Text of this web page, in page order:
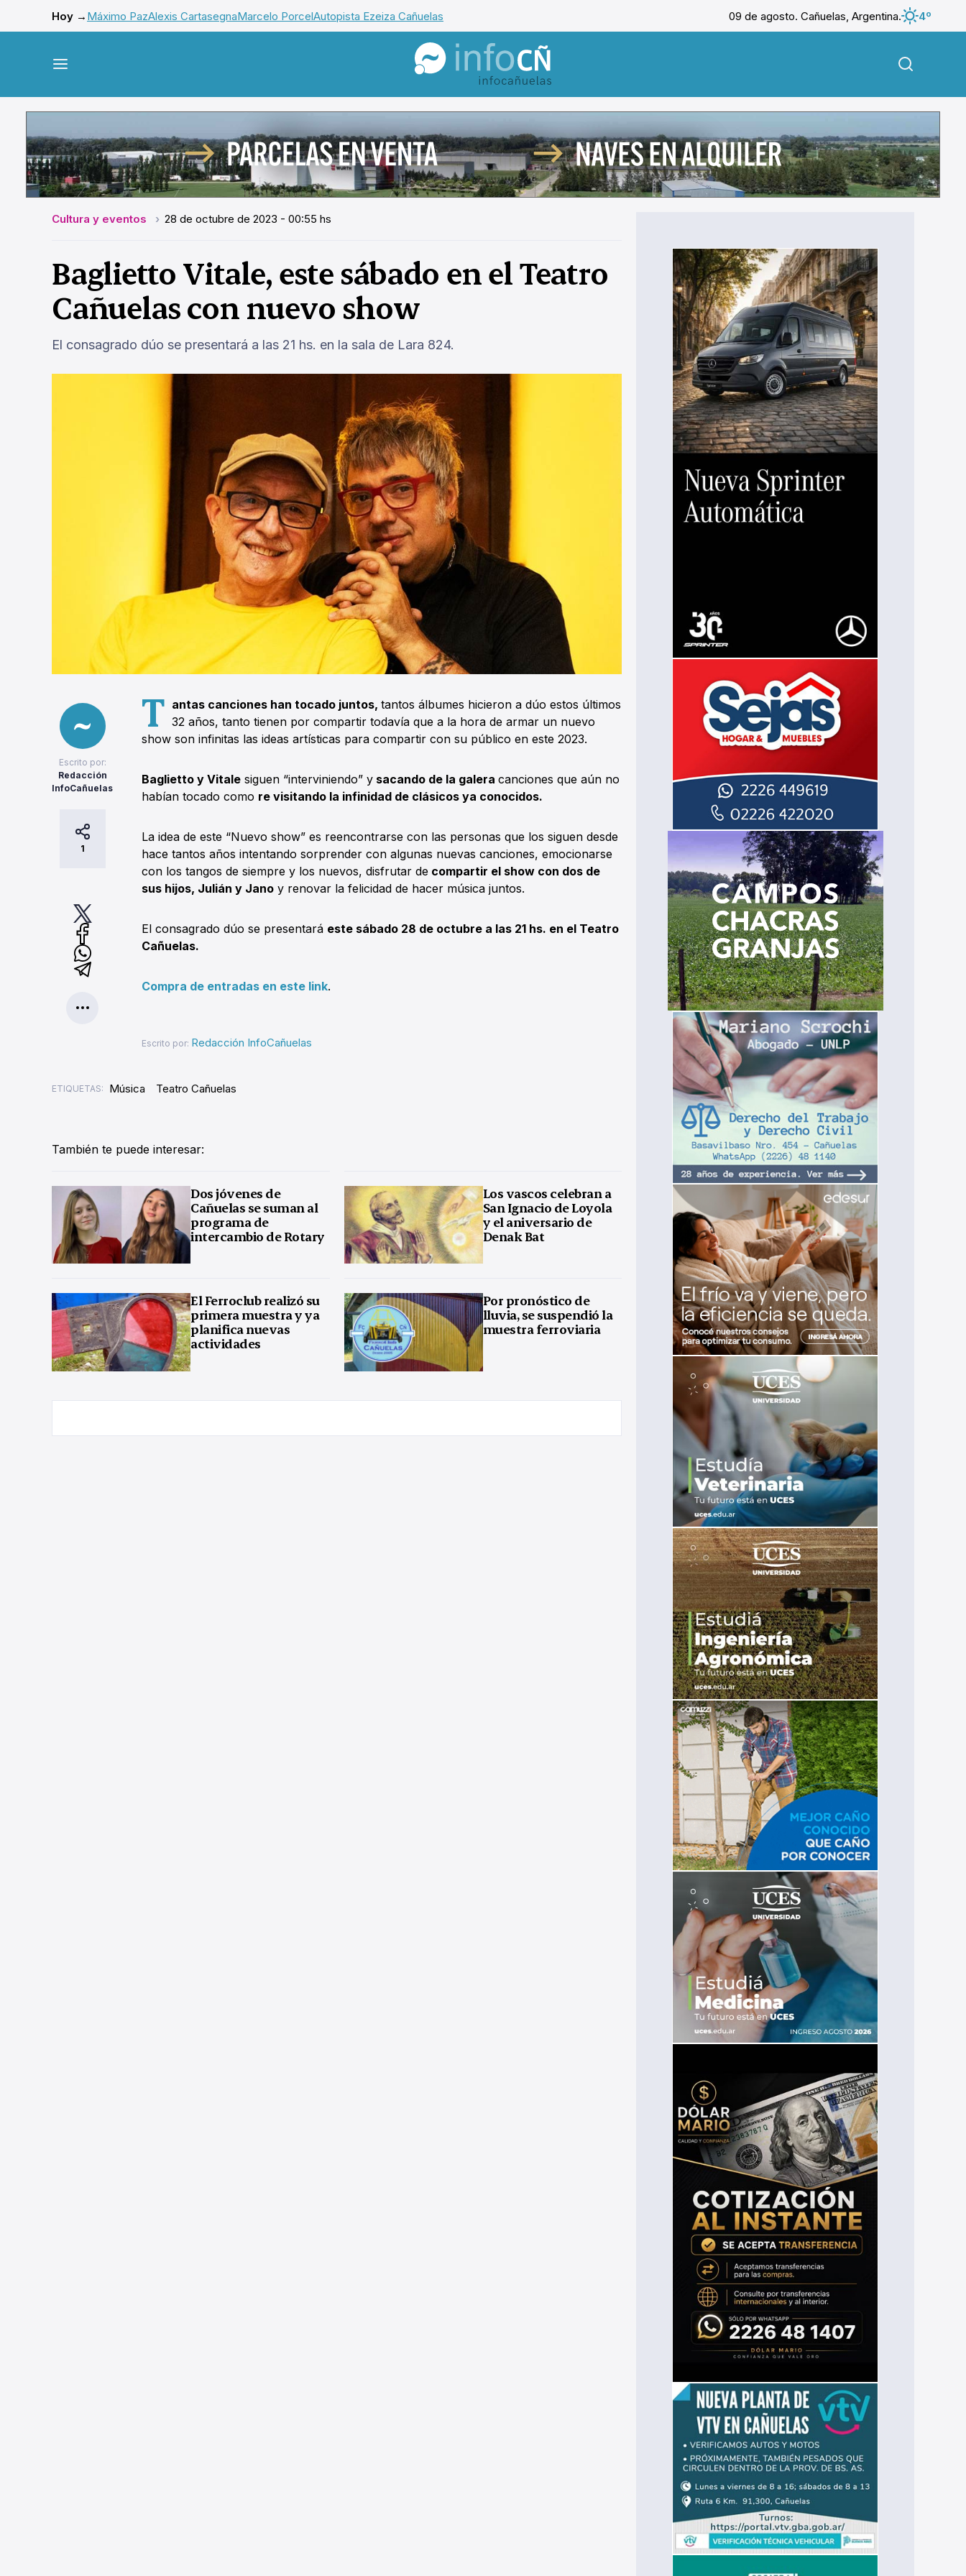
Hoy → Máximo PazAlexis CartasegnaMarcelo PorcelAutopista Ezeiza Cañuelas 09 de agosto. Cañuelas, Argentina.
4º
InfoCañuelas
Cultura y eventos 28 de octubre de 2023 - 00:55 hs
Baglietto Vitale, este sábado en el Teatro
Cañuelas con nuevo show
El consagrado dúo se presentará a las 21 hs. en la sala de Lara 824.
Escrito por:
Redacción
InfoCañuelas
1
T antas canciones han tocado juntos,tantos álbumes hicieron a dúo estos últimos
32 años, tanto tienen por compartir todavía que a la hora de armar un nuevo
show son infinitas las ideas artísticas para compartir con su público en este 2023.
Baglietto y Vitale siguen “interviniendo” y sacando de la galera canciones que aún no
habían tocado como re visitando la infinidad de clásicos ya conocidos.
La idea de este “Nuevo show” es reencontrarse con las personas que los siguen desde
hace tantos años intentando sorprender con algunas nuevas canciones, emocionarse
con los tangos de siempre y los nuevos, disfrutar de compartir el show con dos de
sus hijos, Julián y Jano y renovar la felicidad de hacer música juntos.
El consagrado dúo se presentará este sábado 28 de octubre a las 21 hs. en el Teatro
Cañuelas.
Compra de entradas en este link.
Escrito por: Redacción InfoCañuelas
ETIQUETAS: Música Teatro Cañuelas
También te puede interesar:
Dos jóvenes de
Cañuelas se suman al
programa de
intercambio de Rotary
Los vascos celebran a
San Ignacio de Loyola
y el aniversario de
Denak Bat
El Ferroclub realizó su
primera muestra y ya
planifica nuevas
actividades
Por pronóstico de
lluvia, se suspendió la
muestra ferroviaria